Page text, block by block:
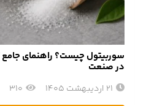
سوربیتول چیست؟ راهنمای جامع
در صنعت
21 اردیبهشت 1405 310